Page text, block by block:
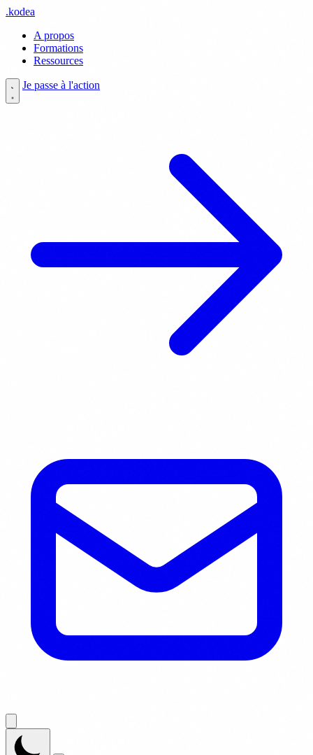
.kodea
A propos
Formations
Ressources
Je passe à l'action